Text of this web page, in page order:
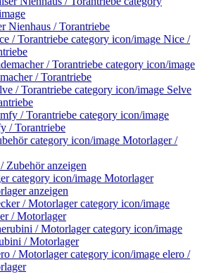
Nienhaus / Torantriebe
Nice /
/ Torantriebe
Selve
/ Torantriebe
Motorlager /
Zubehör anzeigen
Motorlager
anzeigen
/ Motorlager
/ Motorlager
elero /